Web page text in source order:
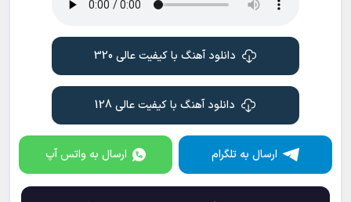
دانلود آهنگ با کیفیت عالی 320
دانلود آهنگ با کیفیت عالی 128
ارسال به تلگرام ارسال به واتس آپ